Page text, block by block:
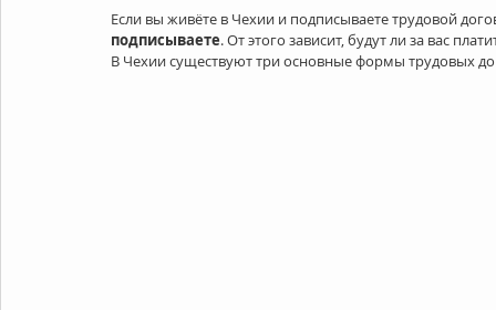
Если вы живёте в Чехии и подписываете трудовой
подписываете. От этого зависит, будут ли за вас
В Чехии существуют три основные формы трудовых